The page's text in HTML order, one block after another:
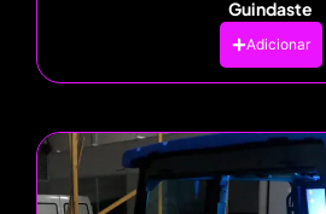
Guindaste
Adicionar